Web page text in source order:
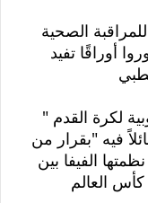
الصحية
أوراقًا تفيد
لكرة القدم "
فيه "بقرار من
الفيفا بين
كأس العالم